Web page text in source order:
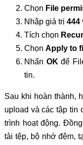
Chọn File
Nhập giá trị 444
Tích chọn
Chọn Apply to
Nhấn OK để
tin.
Sau khi hoàn thành,
upload và các tập tin
trình hoạt động.
tải tệp, bộ nhớ đệm,